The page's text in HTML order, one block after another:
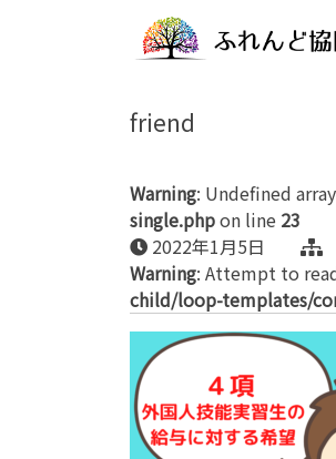
friend
Warning: Undefined
single.phpon line 23
2022年1月5日
Warning: Attempt to
child/loop-templates/